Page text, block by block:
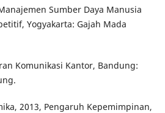
Sumber Daya Manusia
Yogyakarta: Gajah Mada
Komunikasi Kantor, Bandung:
2013, Pengaruh Kepemimpinan,